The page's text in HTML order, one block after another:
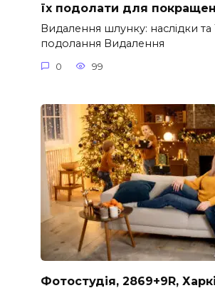
їх подолати для
Видалення шлунку: наслідки та
подолання Видалення
0 99
Фотостудія, 2869+9R,